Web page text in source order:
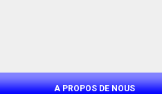
A PROPOS DE NOUS